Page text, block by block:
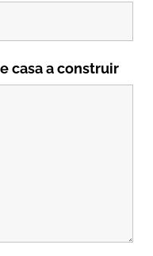
casa a construir